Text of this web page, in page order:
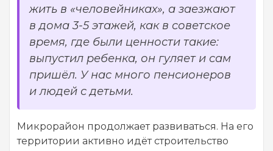
жить в «человейниках», а заезжают
в дома 3-5 этажей, как в советское
время, где были ценности такие:
выпустил ребенка, он гуляет и сам
пришёл. У нас много пенсионеров
и людей с детьми.
Микрорайон продолжает развиваться. На его
территории активно идёт строительство